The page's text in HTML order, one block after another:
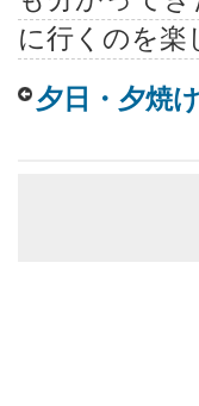
に行くのを楽
夕日・夕焼